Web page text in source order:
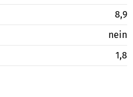
8,9
nein
1,8